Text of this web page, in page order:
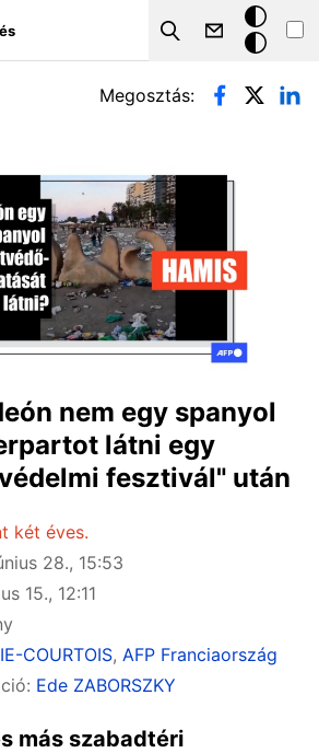
Search
Sötét
mód
Megosztás:
nem egy spanyol
látni egy
fesztivál" után
két éves.
28., 15:53
15., 12:11
COURTOIS, AFP Franciaország
Ede ZABORSZKY
más szabadtéri